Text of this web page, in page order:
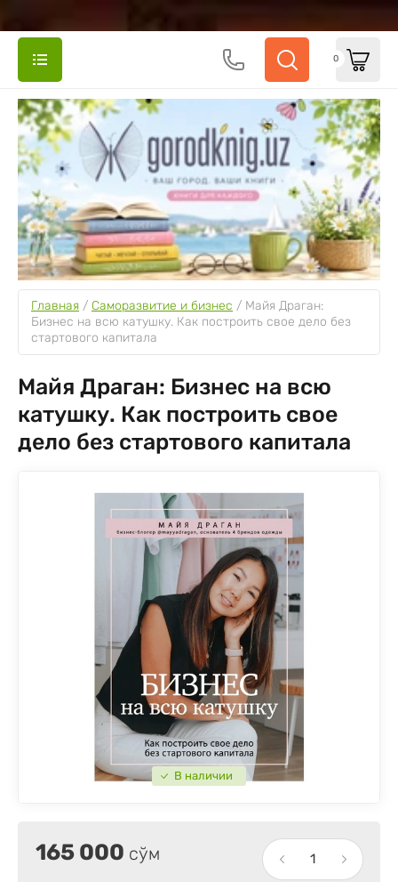
0
Главная / Саморазвитие и бизнес / Майя Драган:
Бизнес на всю катушку. Как построить свое дело без
стартового капитала
Майя Драган: Бизнес на всю
катушку. Как построить свое
дело без стартового капитала
В наличии
165 000 сўм